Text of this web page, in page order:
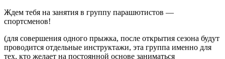
Ждем тебя на занятия в группу парашютистов —
спортсменов!
(для совершения одного прыжка, после открытия сезона будут
проводится отдельные инструктажи, эта группа именно для
тех, кто желает на постоянной основе заниматься